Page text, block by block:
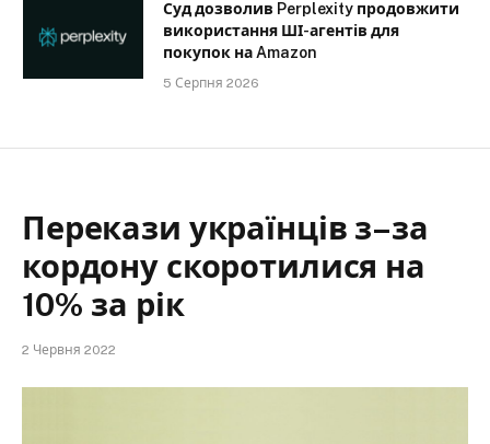
Суд дозволив Perplexity продовжити
використання ШІ-агентів для
покупок на Amazon
5 Серпня 2026
Перекази українців з–за
кордону скоротилися на
10% за рік
2 Червня 2022